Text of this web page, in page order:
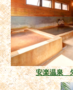
安楽温泉